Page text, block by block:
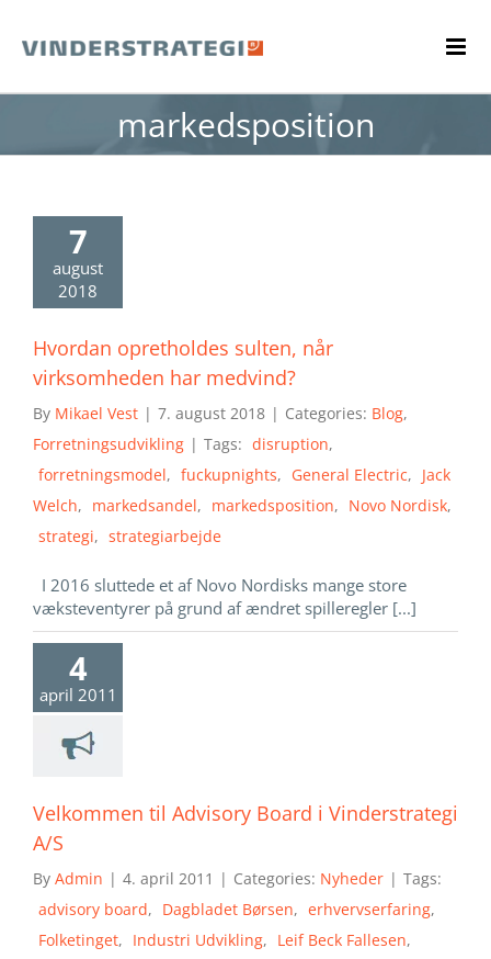
content
markedsposition
7
august
2018
Hvordan opretholdes sulten, når
virksomheden har medvind?
By Mikael Vest | 7. august 2018 | Categories: Blog,
Forretningsudvikling | Tags: disruption,
forretningsmodel, fuckupnights, General Electric, Jack
Welch, markedsandel, markedsposition, Novo Nordisk,
strategi, strategiarbejde
I 2016 sluttede et af Novo Nordisks mange store
væksteventyrer på grund af ændret spilleregler [...]
4
april 2011
Velkommen til Advisory Board i Vinderstrategi
A/S
By Admin | 4. april 2011 | Categories: Nyheder | Tags:
advisory board, Dagbladet Børsen, erhvervserfaring,
Folketinget, Industri Udvikling, Leif Beck Fallesen,